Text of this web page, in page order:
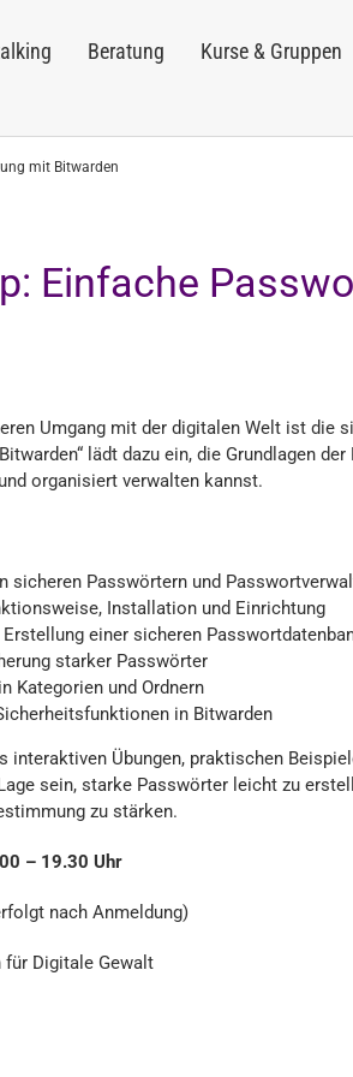
Beratung Kurse & Gruppen
mit Bitwarden
Einfache
Umgang mit der digitalen Welt ist die
lädt dazu ein, die Grundlagen
organisiert verwalten kannst.
sicheren Passwörtern und
Installation und Einrichtung
einer sicheren
starker Passwörter
Kategorien und Ordnern
in Bitwarden
interaktiven Übungen, praktischen
sein, starke Passwörter leicht zu
zu stärken.
– 19.30 Uhr
nach Anmeldung)
für Digitale Gewalt